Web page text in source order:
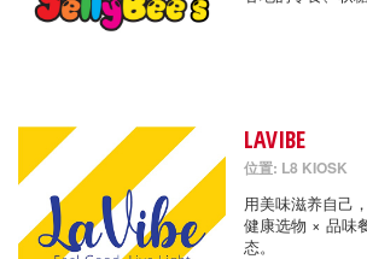
LAVIBE
位置: L8 KIOSK
用美味滋养自己
健康选物 × 品味
态。